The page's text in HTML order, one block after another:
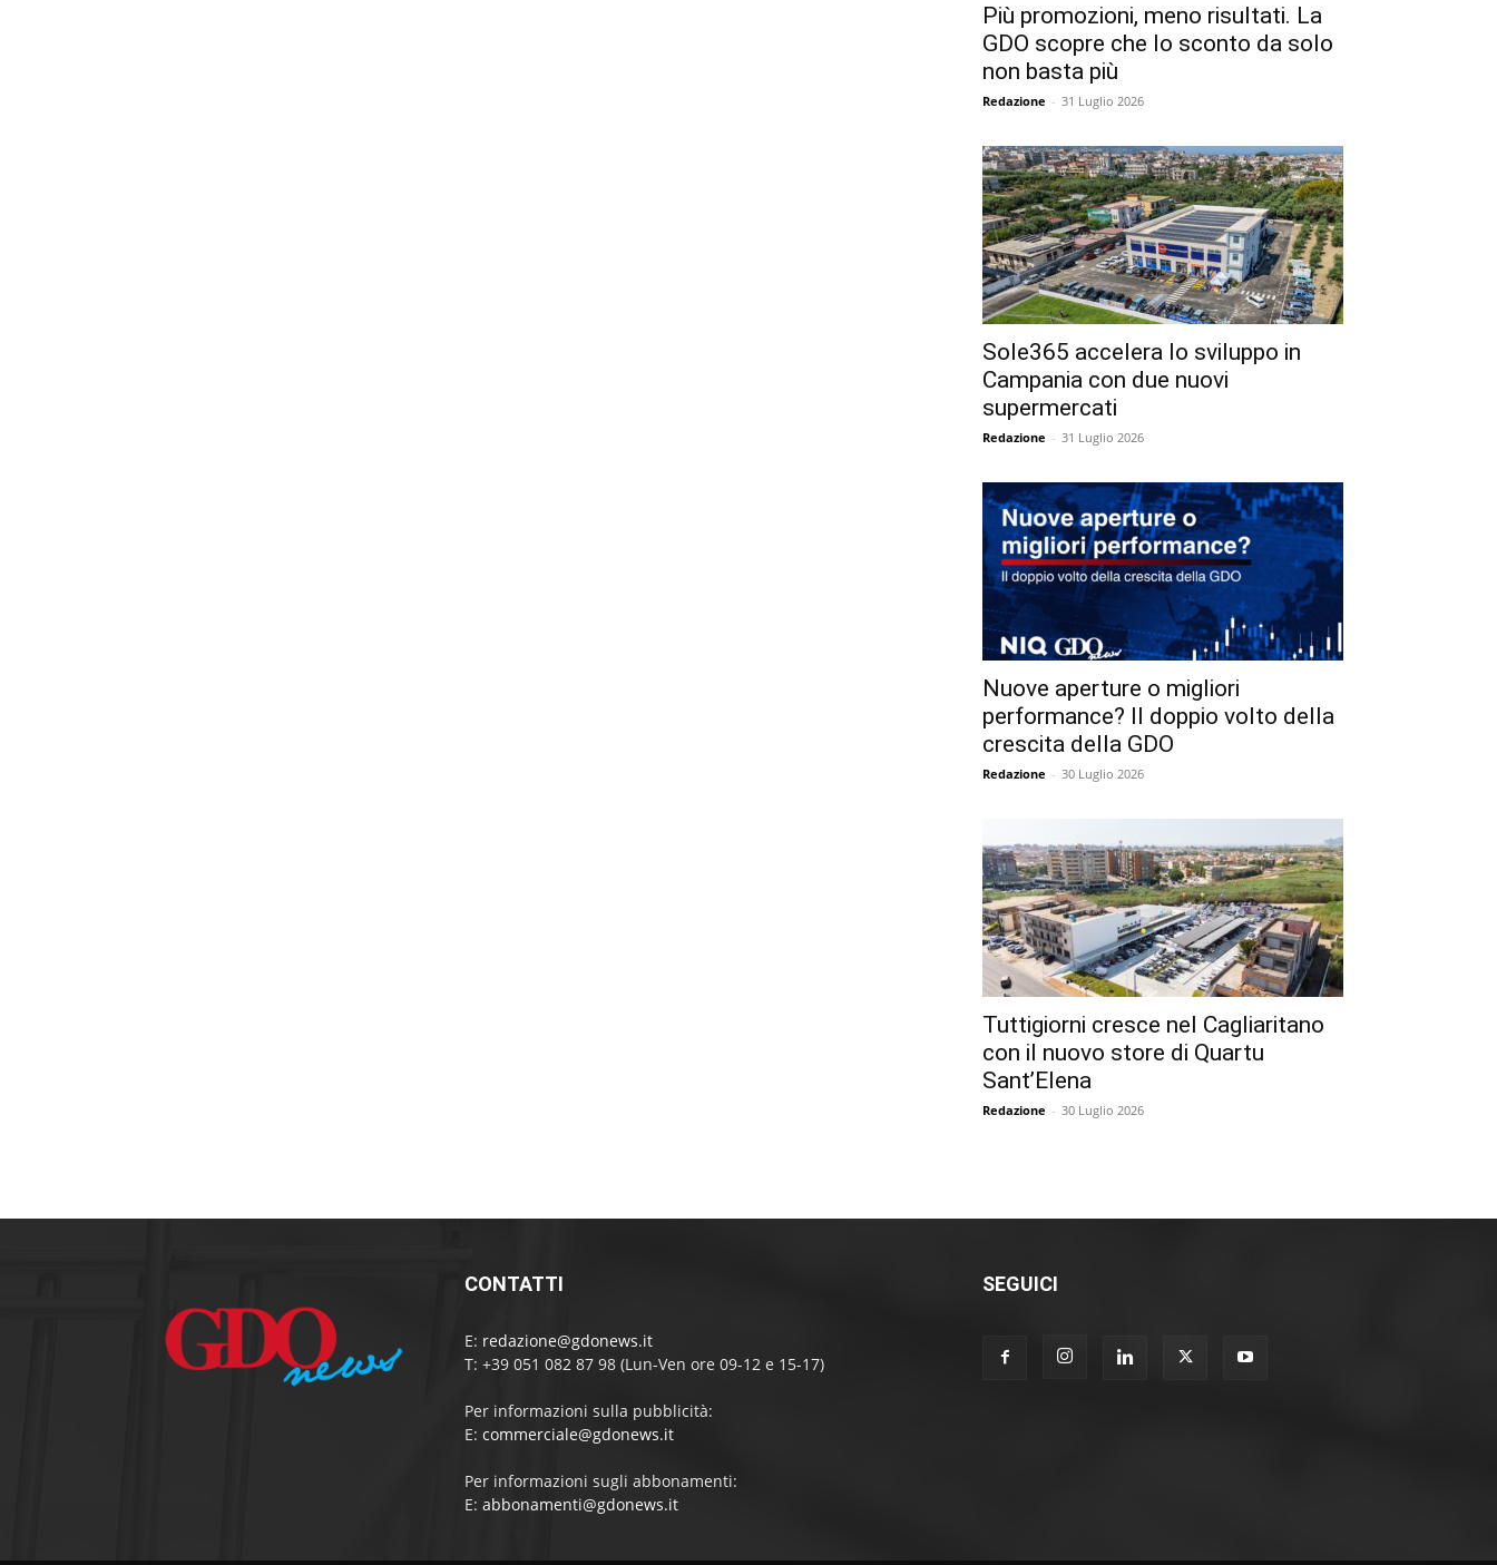
Più promozioni, meno risultati. La
GDO scopre che lo sconto da solo
non basta più
Redazione - 31 Luglio 2026
Sole365 accelera lo sviluppo in
Campania con due nuovi
supermercati
Redazione - 31 Luglio 2026
Nuove aperture o migliori
performance? Il doppio volto della
crescita della GDO
Redazione - 30 Luglio 2026
Tuttigiorni cresce nel Cagliaritano
con il nuovo store di Quartu
Sant’Elena
Redazione - 30 Luglio 2026
CONTATTI
E: redazione@gdonews.it
T: +39 051 082 87 98 (Lun-Ven ore 09-12 e 15-17)
Per informazioni sulla pubblicità:
E: commerciale@gdonews.it
Per informazioni sugli abbonamenti:
E: abbonamenti@gdonews.it
SEGUICI